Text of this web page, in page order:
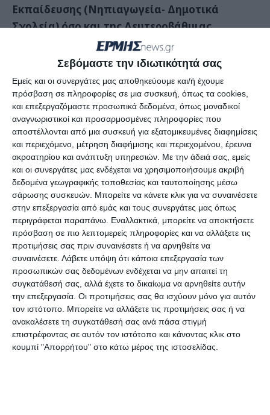
Σεβόμαστε την ιδιωτικότητά σας
Εμείς και οι συνεργάτες μας αποθηκεύουμε και/ή έχουμε
πρόσβαση σε πληροφορίες σε μια συσκευή, όπως τα cookies,
και επεξεργαζόμαστε προσωπικά δεδομένα, όπως μοναδικοί
αναγνωριστικοί και προσαρμοσμένες πληροφορίες που
αποστέλλονται από μια συσκευή για εξατομικευμένες διαφημίσεις
και περιεχόμενο, μέτρηση διαφήμισης και περιεχομένου, έρευνα
ακροατηρίου και ανάπτυξη υπηρεσιών. Με την άδειά σας, εμείς
και οι συνεργάτες μας ενδέχεται να χρησιμοποιήσουμε ακριβή
δεδομένα γεωγραφικής τοποθεσίας και ταυτοποίησης μέσω
σάρωσης συσκευών. Μπορείτε να κάνετε κλικ για να συναινέσετε
στην επεξεργασία από εμάς και τους συνεργάτες μας όπως
περιγράφεται παραπάνω. Εναλλακτικά, μπορείτε να αποκτήσετε
πρόσβαση σε πιο λεπτομερείς πληροφορίες και να αλλάξετε τις
προτιμήσεις σας πριν συναινέσετε ή να αρνηθείτε να
συναινέσετε. Λάβετε υπόψη ότι κάποια επεξεργασία των
προσωπικών σας δεδομένων ενδέχεται να μην απαιτεί τη
συγκατάθεσή σας, αλλά έχετε το δικαίωμα να αρνηθείτε αυτήν
την επεξεργασία. Οι προτιμήσεις σας θα ισχύουν μόνο για αυτόν
τον ιστότοπο. Μπορείτε να αλλάξετε τις προτιμήσεις σας ή να
ανακαλέσετε τη συγκατάθεσή σας ανά πάσα στιγμή
επιστρέφοντας σε αυτόν τον ιστότοπο και κάνοντας κλικ στο
κουμπί "Απορρήτου" στο κάτω μέρος της ιστοσελίδας.
Εκπαίδευσης (Νηπιαγωγεία- Δημοτικά
Σχολεία) όσο και της Δευτεροβάθμιας
Εκπαίδευσης (Γυμνάσια – Λύκεια) σε όλη την
Επικράτειας της Περιφερειακής Ενότητας
Ζακύνθου θα παραμείνουν κλειστές την
Δευτέρα 15/02/2021 και την Τρίτη 16/02/2021.
Ακολουθήστε τοErmisnews.gr στοGoogle News
για
να μαθαίνετε πρώτοι τα τελευταία νέα από τη
Ζάκυνθο, την Ελλάδα και τον κόσμο.
1 Σχόλιο
ΔΙΑΒΆΣΤΕ ΕΠΊΣΗΣ